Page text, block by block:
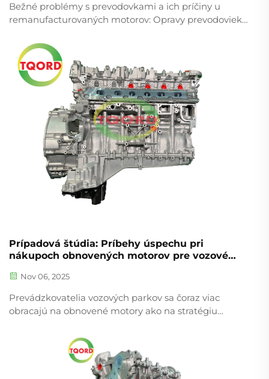
Bežné problémy s prevodovkami a ich príčiny u
remanufacturovaných motorov: Opravy prevodoviek
hydraulických únikov, chybných solenoidov a príliš
rýchleho opotrebovania sa spojok. Podľa niektorých
nedávnych odvetvových štúdií...
Prípadová štúdia: Príbehy úspechu pri
nákupoch obnovených motorov pre vozové
Nov 06, 2025
Prevádzkovatelia vozových parkov sa čoraz viac
obracajú na obnovené motory ako na stratégiu
odvetvové údaje 72 % mieru prijatia medzi
logistickými spoločnosťami. Tento posun rieši nielen
okamžité rozpočtové tlaky, ale aj...